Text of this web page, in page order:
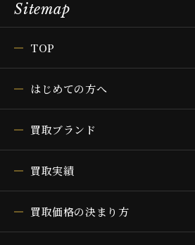
Sitemap
TOP
はじめての方へ
買取ブランド
買取実績
買取価格の決まり方